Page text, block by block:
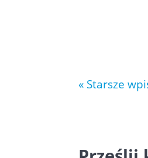
« Starsze